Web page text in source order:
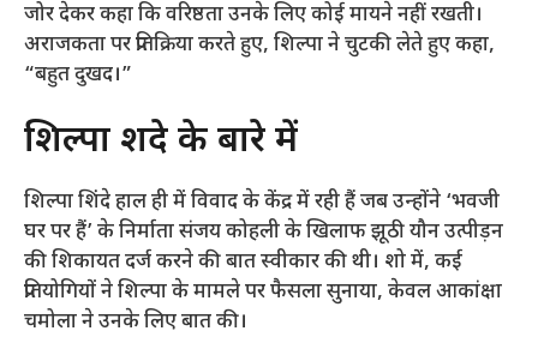
जोर देकर कहा कि वरिष्ठता उनके लिए कोई मायने नहीं रखती।
अराजकता पर प्रतिक्रिया करते हुए, शिल्पा ने चुटकी लेते हुए कहा,
“बहुत दुखद।”
शिल्पा शिंदे के बारे में
शिल्पा शिंदे हाल ही में विवाद के केंद्र में रही हैं जब उन्होंने ‘भवजी
घर पर हैं’ के निर्माता संजय कोहली के खिलाफ झूठी यौन उत्पीड़न
की शिकायत दर्ज करने की बात स्वीकार की थी। शो में, कई
प्रतियोगियों ने शिल्पा के मामले पर फैसला सुनाया, केवल आकांक्षा
चमोला ने उनके लिए बात की।